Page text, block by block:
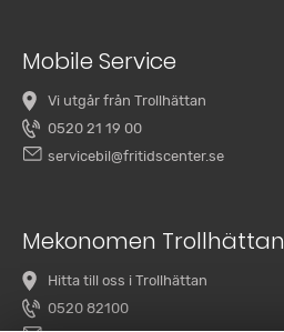
Mobile Service
Vi utgår från Trollhättan
0520 21 19 00
servicebil@fritidscenter.se
Mekonomen Trollhättan
Hitta till oss i Trollhättan
0520 82100